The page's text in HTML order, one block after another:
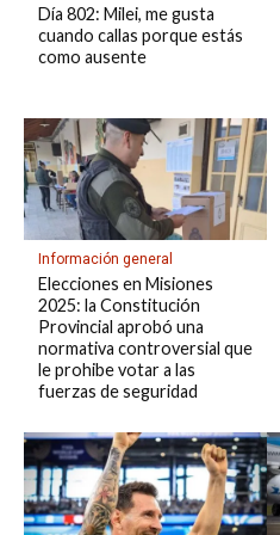
Día 802: Milei, me gusta
cuando callas porque estás
como ausente
Información general
Elecciones en Misiones
2025: la Constitución
Provincial aprobó una
normativa controversial que
le prohibe votar a las
fuerzas de seguridad